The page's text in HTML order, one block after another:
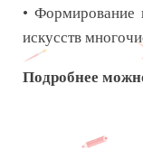
• Формирование
искусств
Подробнее